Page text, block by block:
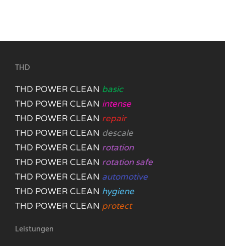
THD
THD POWER CLEAN basic
THD POWER CLEAN intense
THD POWER CLEAN repair
THD POWER CLEAN descale
THD POWER CLEAN rotation
THD POWER CLEAN rotation safe
THD POWER CLEAN automotive
THD POWER CLEAN hygiene
THD POWER CLEAN protect
Leistungen